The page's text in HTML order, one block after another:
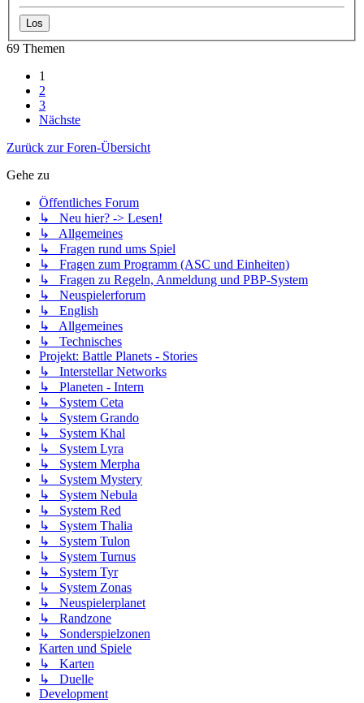
69 Themen
1
2
3
Nächste
Zurück zur Foren-Übersicht
Gehe zu
Öffentliches Forum
↳ Neu hier? -> Lesen!
↳ Allgemeines
↳ Fragen rund ums Spiel
↳ Fragen zum Programm (ASC und Einheiten)
↳ Fragen zu Regeln, Anmeldung und PBP-System
↳ Neuspielerforum
↳ English
↳ Allgemeines
↳ Technisches
Projekt: Battle Planets - Stories
↳ Interstellar Networks
↳ Planeten - Intern
↳ System Ceta
↳ System Grando
↳ System Khal
↳ System Lyra
↳ System Merpha
↳ System Mystery
↳ System Nebula
↳ System Red
↳ System Thalia
↳ System Tulon
↳ System Turnus
↳ System Tyr
↳ System Zonas
↳ Neuspielerplanet
↳ Randzone
↳ Sonderspielzonen
Karten und Spiele
↳ Karten
↳ Duelle
Development